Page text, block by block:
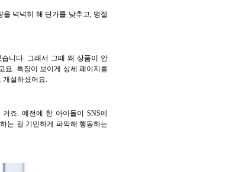
넉넉히 해 단가를 낮추고, 명절
니다. 그래서 그때 왜 상품이 안
요. 특징이 보이게 상세 페이지를
개설하셨어요.
죠. 예전에 한 아이돌이 SNS에
는 걸 기민하게 파악해 행동하는